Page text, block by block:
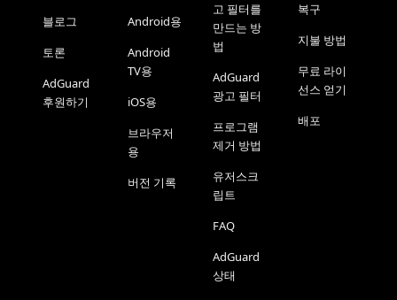
블로그
토론
AdGuard
후원하기
Android용
Android
TV용
iOS용
브라우저
용
버전 기록
고 필터를
만드는 방
법
AdGuard
광고 필터
프로그램
제거 방법
유저스크
립트
FAQ
AdGuard
상태
복구
지불 방법
무료 라이
선스 얻기
배포